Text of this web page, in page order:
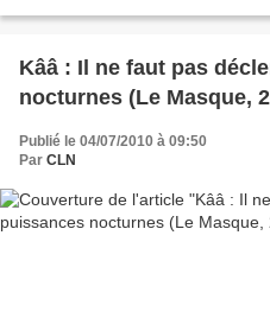
Kââ : Il ne faut pas
nocturnes (Le Masque,
Publié le 04/07/2010 à 09:50
Par CLN